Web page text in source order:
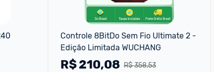
Controle 8BitDo Sem Fio Ultimate 2 -
Edição Limitada WUCHANG
R$ 358,53
R$210,08